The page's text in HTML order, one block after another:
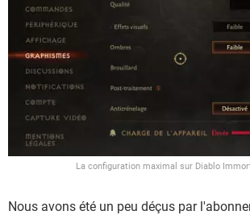
La configuration maximal sur Diablo
Nous avons été un peu déçus par